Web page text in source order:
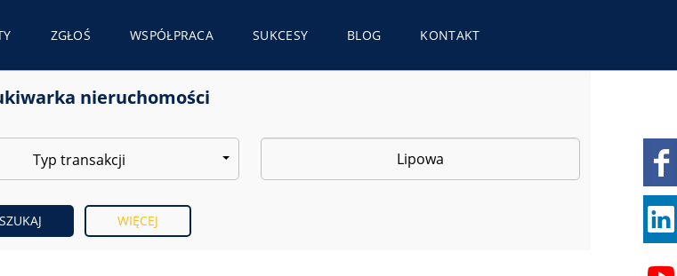
ZGŁOŚ WSPÓŁPRACA SUKCESY BLOG KONTAKT
nieruchomości
Typ transakcji
WIĘCEJ